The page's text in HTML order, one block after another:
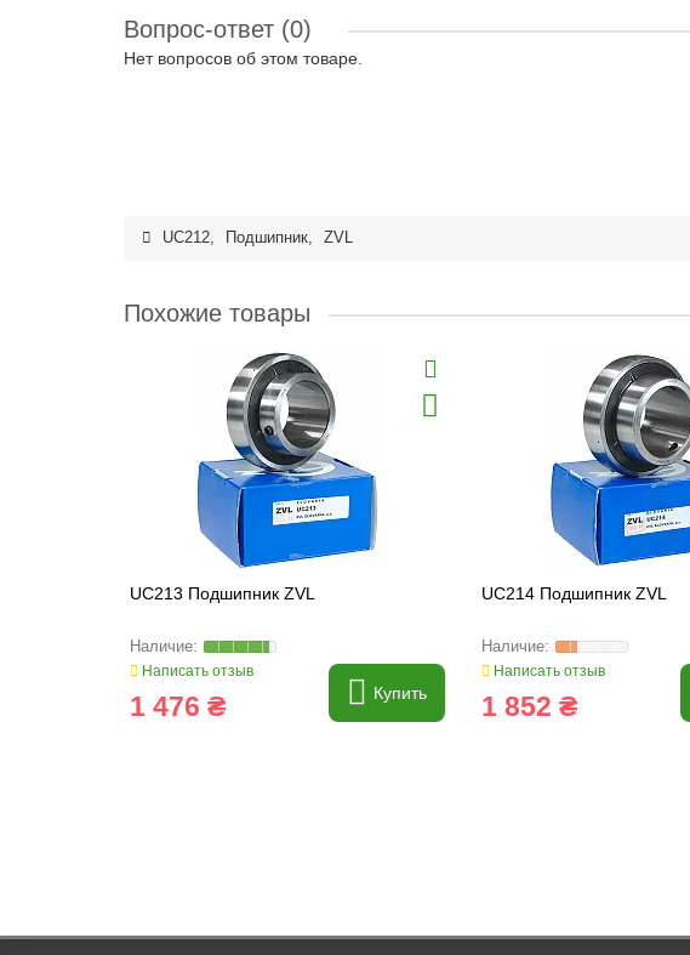
Вопрос-ответ (0)
Нет вопросов об этом товаре.
UC212, Подшипник, ZVL
Похожие товары
UC213 Подшипник ZVL
Написать отзыв
1 476 ₴ Купить
UC214 Подшипник ZVL
Написать отзыв
1 852 ₴